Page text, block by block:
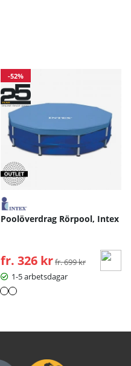
-52%
Poolöverdrag Rörpool, Intex
fr. 326 kr Ordinarie pris:
fr. 699 kr
1-5 arbetsdagar